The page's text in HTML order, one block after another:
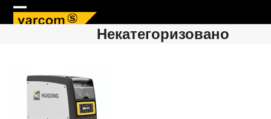
Skip
Open
Close
Некатегоризовано